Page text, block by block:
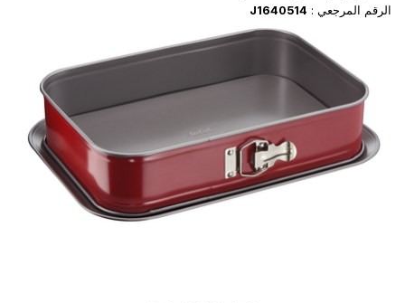
الرقم المرجعي : J1640514